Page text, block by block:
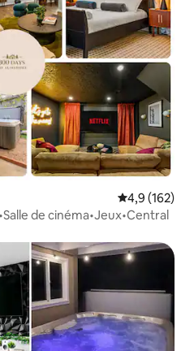
Note
4,9 (162)
de cinéma•Jeux•Central